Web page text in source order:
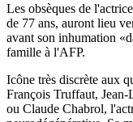
Les obsèques de
de 77 ans, auront lieu
avant son inhumation
famille à l'AFP.
Icône très discrète aux
François Truffaut,
ou Claude Chabrol,